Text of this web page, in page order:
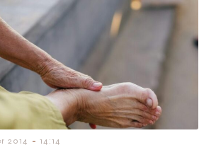
2014 - 14:14